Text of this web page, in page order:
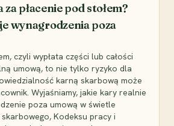
płacenie pod stołem?
wynagrodzenia poza
czyli wypłata części lub całości
umową, to nie tylko ryzyko dla
karną skarbową może
Wyjaśniamy, jakie kary realnie
poza umową w świetle
Kodeksu pracy i